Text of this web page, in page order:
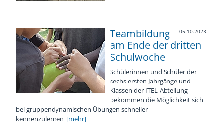
05.10.2023
Teambildung
am Ende der dritten
Schulwoche
Schülerinnen und Schüler der
sechs ersten Jahrgänge und
Klassen der ITEL-Abteilung
bekommen die Möglichkeit sich
bei gruppendynamischen Übungen schneller
kennenzulernen [mehr]